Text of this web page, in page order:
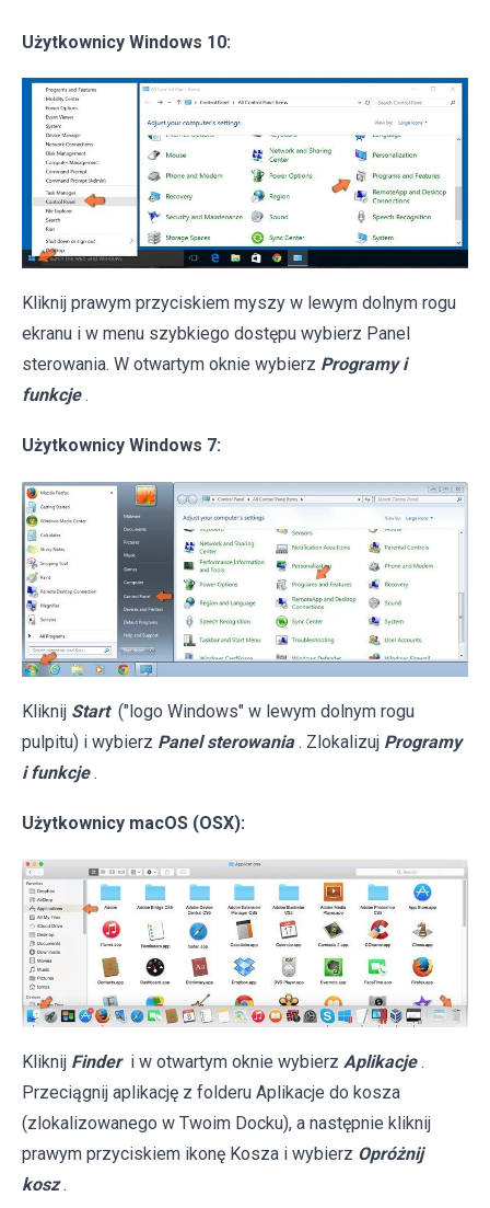
Użytkownicy Windows 10:
Kliknij prawym przyciskiem myszy w lewym dolnym rogu
ekranu i w menu szybkiego dostępu wybierz Panel
sterowania. W otwartym oknie wybierz Programy i
funkcje .
Użytkownicy Windows 7:
Kliknij Start ("logo Windows" w lewym dolnym rogu
pulpitu) i wybierz Panel sterowania . Zlokalizuj Programy
i funkcje .
Użytkownicy macOS (OSX):
Kliknij Finder i w otwartym oknie wybierz Aplikacje .
Przeciągnij aplikację z folderu Aplikacje do kosza
(zlokalizowanego w Twoim Docku), a następnie kliknij
prawym przyciskiem ikonę Kosza i wybierz Opróżnij
kosz .